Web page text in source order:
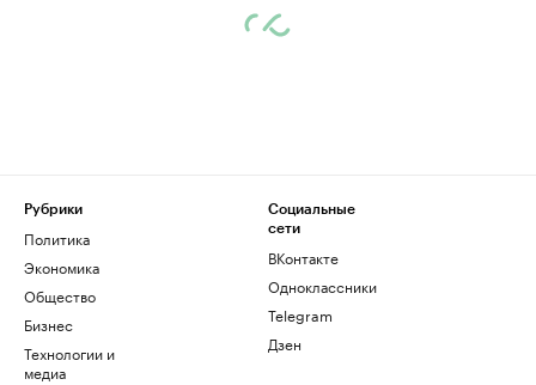
Рубрики
Политика
Экономика
Общество
Бизнес
Технологии и
медиа
Социальные
сети
ВКонтакте
Одноклассники
Telegram
Дзен